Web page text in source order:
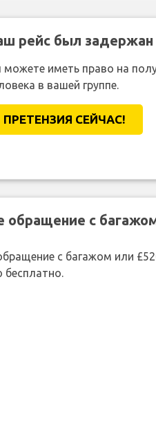
рейс был задержан
можете иметь право на
в вашей группе.
с багажом или